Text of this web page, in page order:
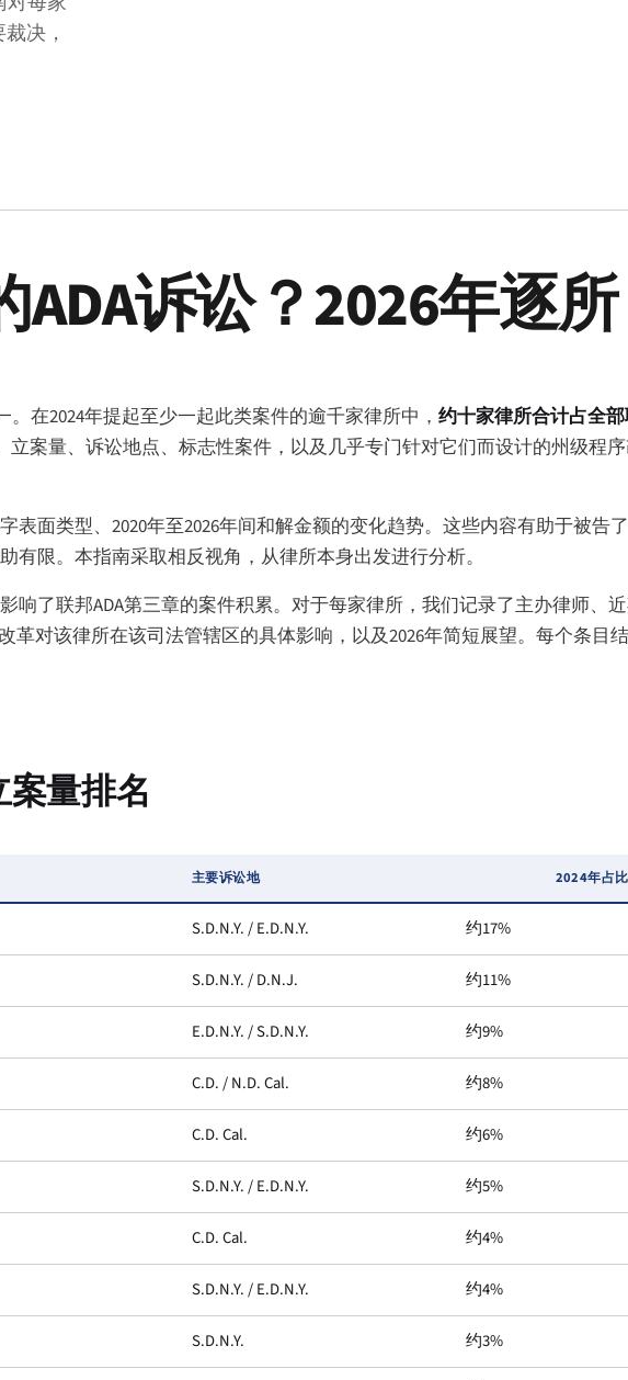
决，
诉讼？2026年逐所
在2024年提起至少一起此类案件的逾千家律所中， 约十家律所合计占全
案量、诉讼地点、标志性案件，以及几乎专门针对它们而设计的州级程
面类型、2020年至2026年间和解金额的变化趋势。这些内容有助于被告了
限。本指南采取相反视角，从律所本身出发进行分析。
了联邦ADA第三章的案件积累。对于每家律所，我们记录了主办律师、
对该律所在该司法管辖区的具体影响，以及2026年简短展望。每个条目结
案量排名
主要诉讼地 2024年占比
S.D.N.Y. / E.D.N.Y. 约17%
S.D.N.Y. / D.N.J. 约11%
E.D.N.Y. / S.D.N.Y. 约9%
C.D. / N.D. Cal. 约8%
C.D. Cal. 约6%
S.D.N.Y. / E.D.N.Y. 约5%
C.D. Cal. 约4%
S.D.N.Y. / E.D.N.Y. 约4%
S.D.N.Y. 约3%